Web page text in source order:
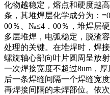
化物越稳定，熔点和硬度越
条，其堆焊层化学成分为：
00％、№≤4．00％，堆焊层
多层堆焊，电弧稳定，脱渣
处理的关键。在堆焊时，焊
螺旋轴心部向叶片圆周呈放
一次焊接宽度不超过8um，
后一条焊缝间隔一个焊缝宽
再焊接间隔的未焊部位。依